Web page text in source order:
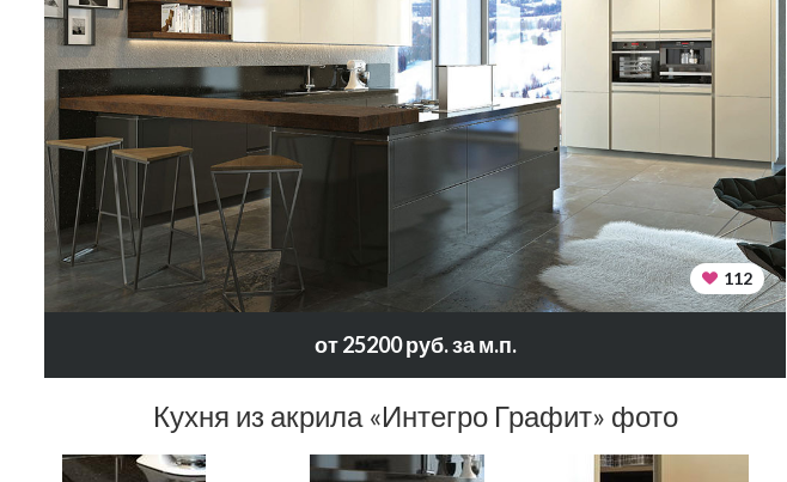
112
от 25200 руб. за м.п.
Кухня из акрила «Интегро Графит» фото